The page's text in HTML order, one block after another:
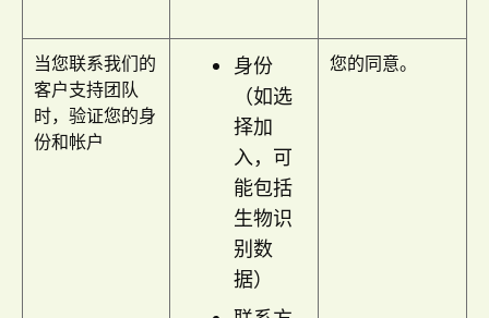
当您联系我们的
客户支持团队
时，验证您的身
份和帐户
身份
（如选
择加
入，可
能包括
生物识
别数
据）
您的同意。